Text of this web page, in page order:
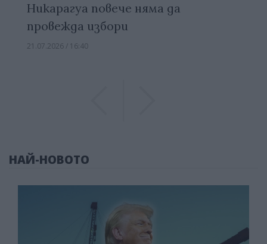
Никарагуа повече няма да
провежда избори
21.07.2026 / 16:40
НАЙ-НОВОТО